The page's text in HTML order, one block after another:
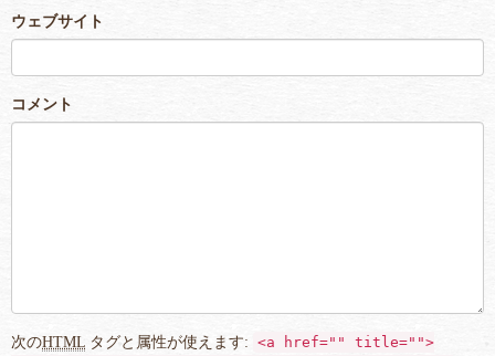
ウェブサイト
コメント
次のHTML タグと属性が使えます: <a href="" title="">